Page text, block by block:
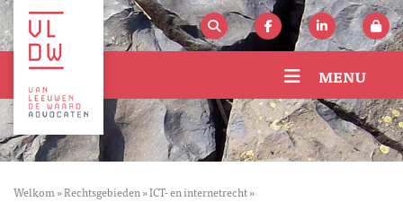
MENU
Welkom»Rechtsgebieden»ICT- en internetrecht»